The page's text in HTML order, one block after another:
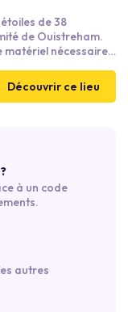
de 38
de Ouistreham.
matériel nécessaire
Découvrir ce lieu
à un code
autres